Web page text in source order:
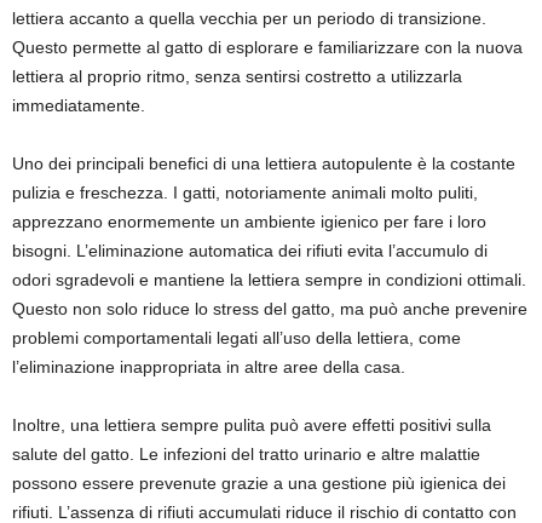
lettiera accanto a quella vecchia per un periodo di transizione.
Questo permette al gatto di esplorare e familiarizzare con la nuova
lettiera al proprio ritmo, senza sentirsi costretto a utilizzarla
immediatamente.
Uno dei principali benefici di una lettiera autopulente è la costante
pulizia e freschezza. I gatti, notoriamente animali molto puliti,
apprezzano enormemente un ambiente igienico per fare i loro
bisogni. L’eliminazione automatica dei rifiuti evita l’accumulo di
odori sgradevoli e mantiene la lettiera sempre in condizioni ottimali.
Questo non solo riduce lo stress del gatto, ma può anche prevenire
problemi comportamentali legati all’uso della lettiera, come
l’eliminazione inappropriata in altre aree della casa.
Inoltre, una lettiera sempre pulita può avere effetti positivi sulla
salute del gatto. Le infezioni del tratto urinario e altre malattie
possono essere prevenute grazie a una gestione più igienica dei
rifiuti. L’assenza di rifiuti accumulati riduce il rischio di contatto con